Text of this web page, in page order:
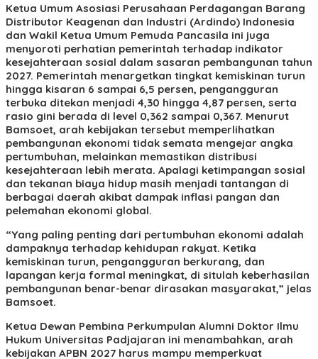
Ketua Umum Asosiasi Perusahaan Perdagangan Barang
Distributor Keagenan dan Industri (Ardindo) Indonesia
dan Wakil Ketua Umum Pemuda Pancasila ini juga
menyoroti perhatian pemerintah terhadap indikator
kesejahteraan sosial dalam sasaran pembangunan tahun
2027. Pemerintah menargetkan tingkat kemiskinan turun
hingga kisaran 6 sampai 6,5 persen, pengangguran
terbuka ditekan menjadi 4,30 hingga 4,87 persen, serta
rasio gini berada di level 0,362 sampai 0,367. Menurut
Bamsoet, arah kebijakan tersebut memperlihatkan
pembangunan ekonomi tidak semata mengejar angka
pertumbuhan, melainkan memastikan distribusi
kesejahteraan lebih merata. Apalagi ketimpangan sosial
dan tekanan biaya hidup masih menjadi tantangan di
berbagai daerah akibat dampak inflasi pangan dan
pelemahan ekonomi global.
“Yang paling penting dari pertumbuhan ekonomi adalah
dampaknya terhadap kehidupan rakyat. Ketika
kemiskinan turun, pengangguran berkurang, dan
lapangan kerja formal meningkat, di situlah keberhasilan
pembangunan benar-benar dirasakan masyarakat,” jelas
Bamsoet.
Ketua Dewan Pembina Perkumpulan Alumni Doktor Ilmu
Hukum Universitas Padjajaran ini menambahkan, arah
kebijakan APBN 2027 harus mampu memperkuat